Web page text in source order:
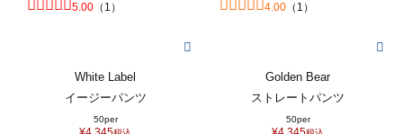
5.00 （ 1 ） 4.00 （ 1 ）
White Label
イージーパンツ
50per
Golden Bear
ストレートパンツ
50per